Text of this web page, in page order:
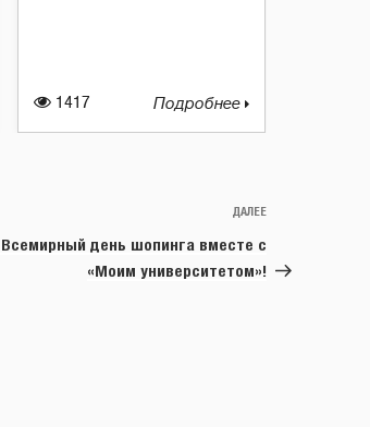
1417 Подробнее
Следующая
ДАЛЕЕ
день шопинга вместе с
«Моим университетом»!